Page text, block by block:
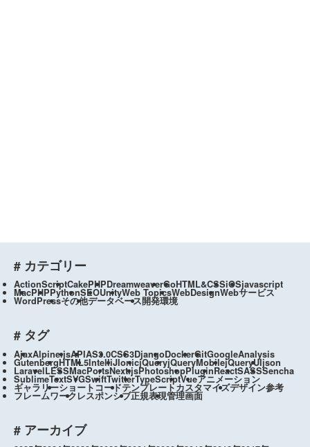
# カテゴリー
ActionScriptCakePHPDreamweaverGoHTML&CSSiOSjavascript
MacPHPPythonSEOUnityWeb TopicsWebDesignWebサービス
WordPressその他データベース開発環境
# タグ
AjaxAlpine.jsAPIAS3.0CSS3DjangoDockerGitGoogleAnalysis
GutenbergHTML5IntelliJIonicjQueryjQueryMobilejQueryUIjson
LaravelLESSMacPortsNext.jsPhotoshopPluginReactSASSSencha
SublimeTextSVGSwiftTwitterTypeScriptVueアニメーション
ギャラリーショートコードテンプレートカスタマイズデザイン参考
フレームワークレスポンシブ正規表現管理画面
# アーカイブ